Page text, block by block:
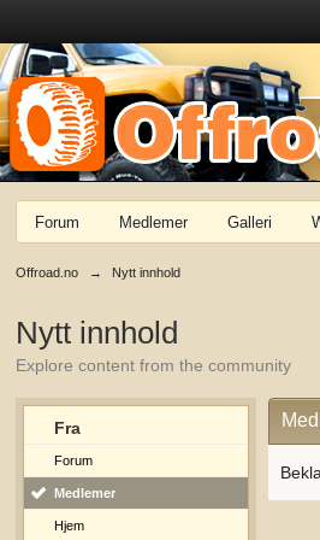
Forum Medlemer Galleri
Offroad.no → Nytt innhold
Nytt innhold
Explore content from the community
Fra
Forum
Medlemer
Hjem